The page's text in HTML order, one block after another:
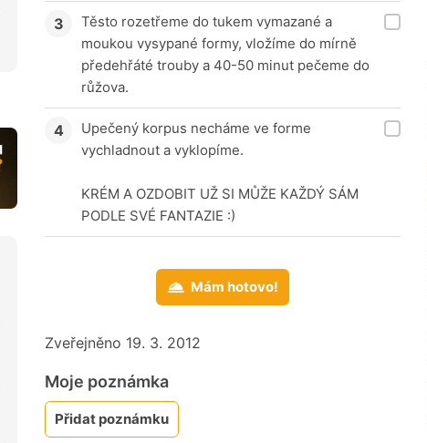
Těsto rozetřeme do tukem vymazané a
moukou vysypané formy, vložíme do mírně
předehřáté trouby a 40-50 minut pečeme do
růžova.
Upečený korpus necháme ve forme
vychladnout a vyklopíme.
KRÉM A OZDOBIT UŽ SI MŮŽE KAŽDÝ SÁM
PODLE SVÉ FANTAZIE :)
Mám hotovo!
Zveřejněno 19. 3. 2012
Moje poznámka
Přidat poznámku